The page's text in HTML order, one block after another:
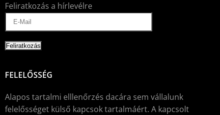
Feliratkozás a hírlevélre
FELELŐSSÉG
Alapos tartalmi elllenőrzés dacára sem vállalunk
felelősséget külső kapcsok tartalmáért. A kapcsolt